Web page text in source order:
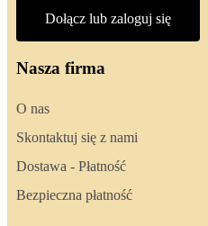
Dołącz lub zaloguj się
Nasza firma
O nas
Skontaktuj się z nami
Dostawa - Płatność
Bezpieczna płatność